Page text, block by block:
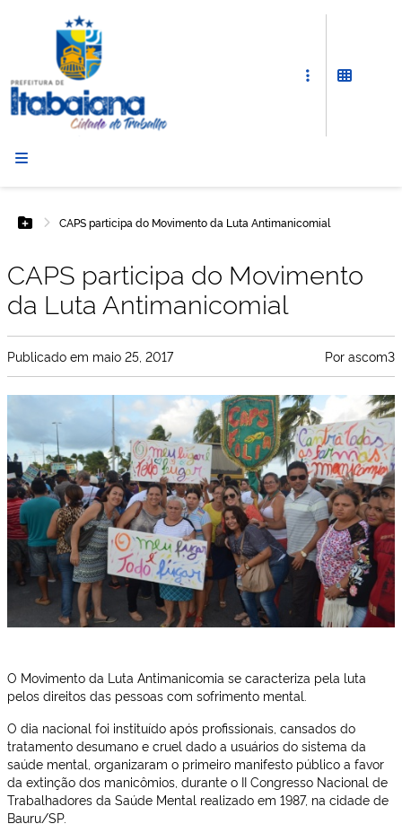
Botão Menu
CAPS participa do Movimento da Luta Antimanicomial
CAPS participa do Movimento
da Luta Antimanicomial
Publicado em maio 25, 2017 Por ascom3
O Movimento da Luta Antimanicomia se caracteriza pela luta
pelos direitos das pessoas com sofrimento mental.
O dia nacional foi instituído após profissionais, cansados do
tratamento desumano e cruel dado a usuários do sistema da
saúde mental, organizaram o primeiro manifesto público a favor
da extinção dos manicômios, durante o II Congresso Nacional de
Trabalhadores da Saúde Mental realizado em 1987, na cidade de
Bauru/SP.